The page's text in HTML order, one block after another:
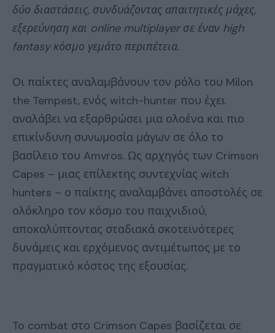
δύο διαστάσεις, συνδυάζοντας απαιτητικές μάχες,
εξερεύνηση και online multiplayer σε έναν high
fantasy κόσμο γεμάτο περιπέτεια.
Οι παίκτες αναλαμβάνουν τον ρόλο του Milon
the Tempest, ενός witch-hunter που έχει
αναλάβει να εξαρθρώσει μια ολοένα και πιο
επικίνδυνη συνωμοσία μάγων σε όλο το
βασίλειο του Amvros. Ως αρχηγός των Crimson
Capes – μιας επίλεκτης συντεχνίας witch
hunters – ο παίκτης αναλαμβάνει αποστολές σε
ολόκληρο τον κόσμο του παιχνιδιού,
αποκαλύπτοντας σταδιακά σκοτεινότερες
δυνάμεις και ερχόμενος αντιμέτωπος με το
πραγματικό κόστος της εξουσίας.
To combat στο Crimson Capes βασίζεται σε